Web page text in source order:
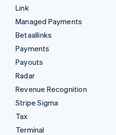
Link
Managed Payments
Betaallinks
Payments
Payouts
Radar
Revenue Recognition
Stripe Sigma
Tax
Terminal